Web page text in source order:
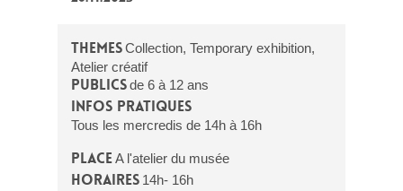
ThemesCollection, Temporary exhibition,
Atelier créatif
Publicsde 6 à 12 ans
Infos pratiques
Tous les mercredis de 14h à 16h
PlaceA l'atelier du musée
Horaires 14h- 16h